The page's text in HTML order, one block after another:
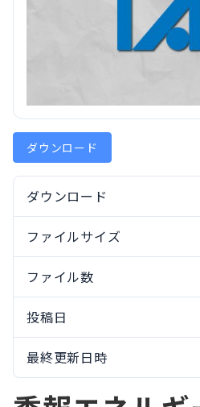
ダウンロード
ダウンロード
ファイルサイズ
ファイル数
投稿日
最終更新日時